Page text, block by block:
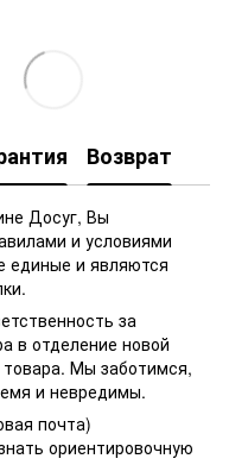
Возврат
Досуг, Вы
и условиями
единые и являются
за
в отделение новой
товара. Мы заботимся,
и невредимы.
почта)
ориентировочную